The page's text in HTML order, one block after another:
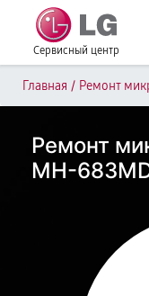
Сервисный центр
Главная / Ремонт
Ремонт
MH-